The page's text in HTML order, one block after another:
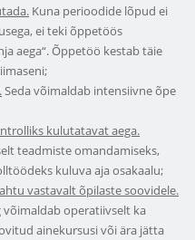
Kuna perioodide lõpud ei
ei teki õppetöös
aega“. Õppetöö kestab täie
Seda võimaldab intensiivne õpe
kulutatavat aega.
teadmiste omandamiseks,
kuluva aja osakaalu;
vastavalt õpilaste soovidele.
operatiivselt ka
ainekursusi või ära jätta